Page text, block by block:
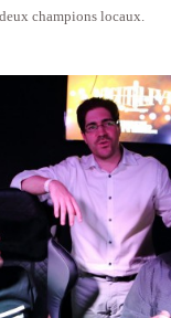
deux champions locaux.